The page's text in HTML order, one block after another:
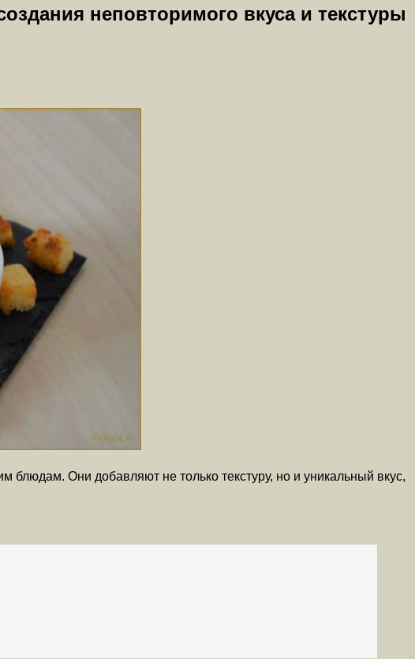
неповторимого вкуса и текстуры
Они добавляют не только текстуру, но и уникальный вкус,